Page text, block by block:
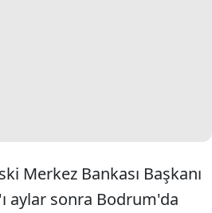
Merkez Bankası Başkanı
aylar sonra Bodrum'da